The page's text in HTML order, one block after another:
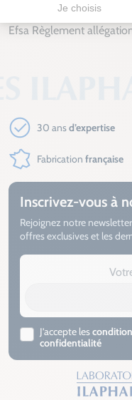
Efsa Règlement
30 ansd’expertise
Fabrication française
Inscrivez-vous à
Rejoignez notre
offres exclusives et les
J’accepte les
confidentialité